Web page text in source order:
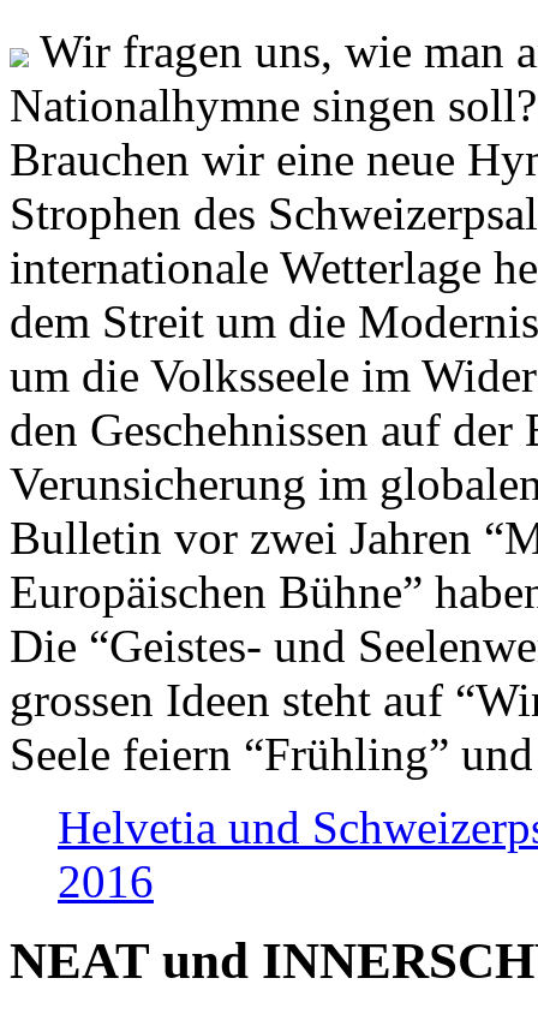
Wir fragen uns, wie man
Nationalhymne singen
Brauchen wir eine neue
Strophen des
internationale Wetterlage
dem Streit um die
um die Volksseele im
den Geschehnissen auf
Verunsicherung im
Bulletin vor zwei Jahren
Europäischen Bühne”
Die “Geistes- und
grossen Ideen steht auf
Seele feiern “Frühling”
Helvetia und
2016
NEAT und